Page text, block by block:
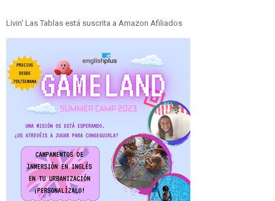
Livin' Las Tablas está suscrita a Amazon Afiliados